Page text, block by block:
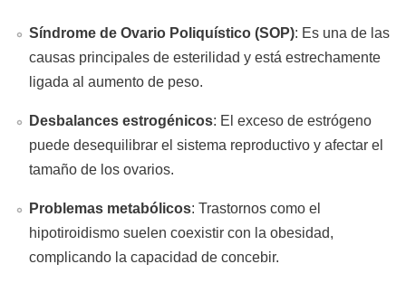
Síndrome de Ovario Poliquístico (SOP): Es una de las
causas principales de esterilidad y está estrechamente
ligada al aumento de peso.
Desbalances estrogénicos: El exceso de estrógeno
puede desequilibrar el sistema reproductivo y afectar el
tamaño de los ovarios.
Problemas metabólicos: Trastornos como el
hipotiroidismo suelen coexistir con la obesidad,
complicando la capacidad de concebir.